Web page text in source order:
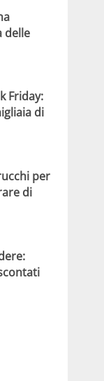
delle
Friday:
di
per
di